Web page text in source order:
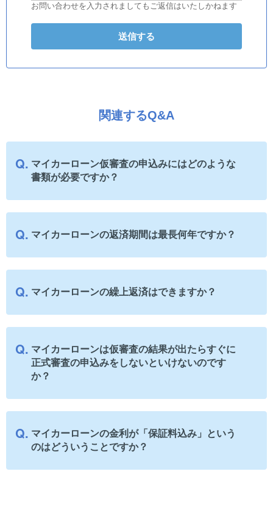
お問い合わせを入力されましてもご返信はいたしかねます
関連するQ&A
マイカーローン仮審査の申込みにはどのような
書類が必要ですか？
マイカーローンの返済期間は最長何年ですか？
マイカーローンの繰上返済はできますか？
マイカーローンは仮審査の結果が出たらすぐに
正式審査の申込みをしないといけないのです
か？
マイカーローンの金利が「保証料込み」という
のはどういうことですか？